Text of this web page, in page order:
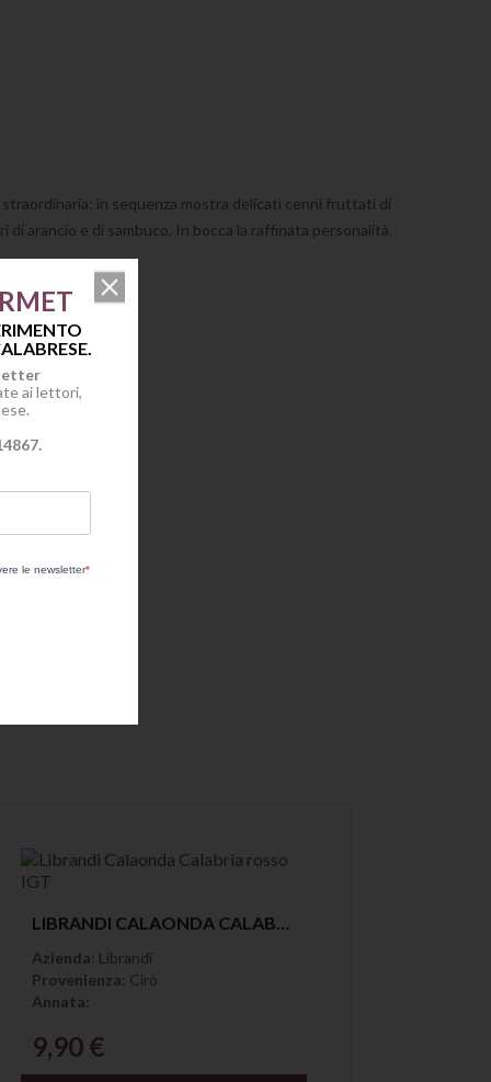
in sequenza mostra delicati cenni fruttati di
di arancio e di sambuco. In bocca la raffinata personalità
Anteprima LIBRANDI CALAONDA CALABRIA ROSSO IGT
Azienda: Librandi
Provenienza: Cirò
Annata:
9,90 €
ai lettori,